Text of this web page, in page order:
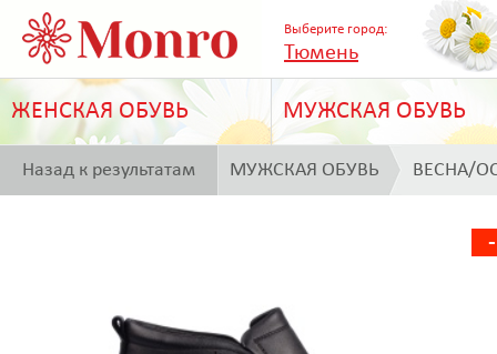
Выберите город:
Тюмень
ЖЕНСКАЯ ОБУВЬ МУЖСКАЯ ОБУВЬ
Назад к результатам МУЖСКАЯ ОБУВЬ ВЕСНА/